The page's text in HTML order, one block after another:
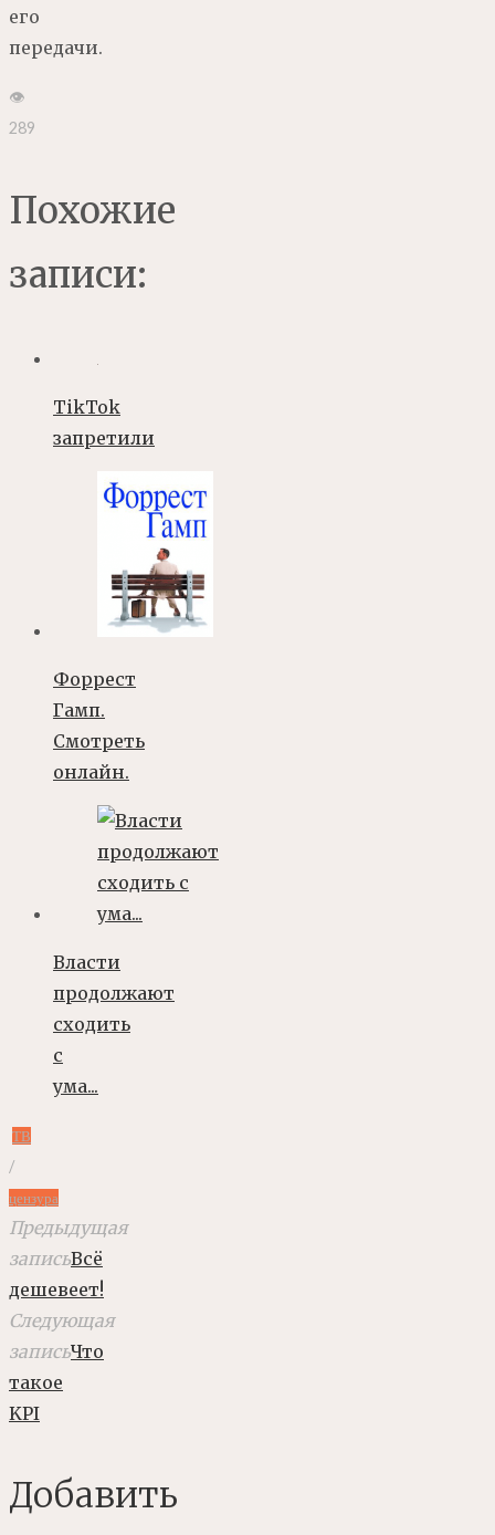
его
передачи.
👁
289
Похожие
записи:
TikTok
запретили
Форрест
Гамп.
Смотреть
онлайн.
Власти
продолжают
сходить
с
ума...
ТВ
/
цензура
Предыдущая
записьВсё
дешевеет!
Следующая
записьЧто
такое
KPI
Добавить